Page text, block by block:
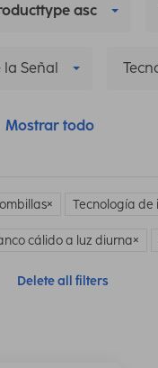
asc
la Señal
Mostrar todo
Tecnología de
cálido a luz diurna
Delete all filters